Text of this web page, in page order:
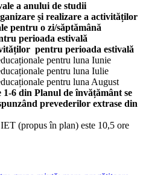
a anului de studii
și realizare a activităților
pentru o zi/săptămână
perioada estivală
pentru perioada estivală
pentru luna Iunie
pentru luna Iulie
pentru luna August
6 din Planul de învățământ se
prevederilor extrase din
(propus în plan) este 10,5 ore